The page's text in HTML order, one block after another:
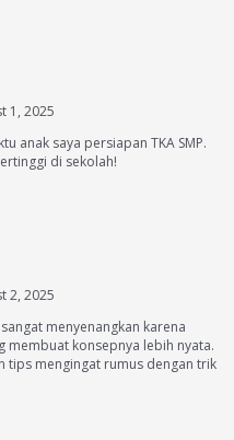
1, 2025
anak saya persiapan TKA SMP.
di sekolah!
2, 2025
menyenangkan karena
membuat konsepnya lebih nyata.
tips mengingat rumus dengan trik